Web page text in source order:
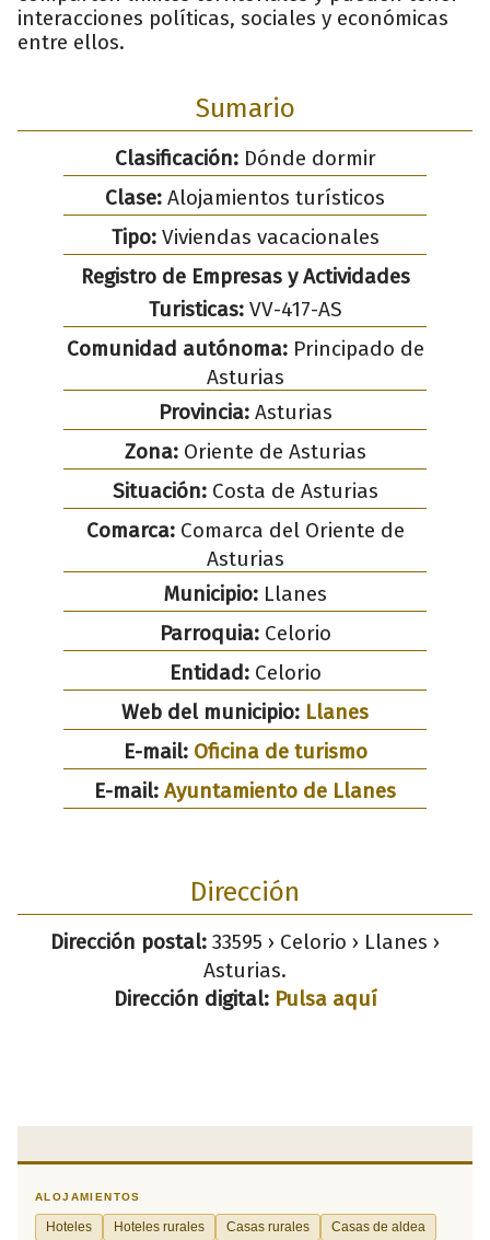
interacciones políticas, sociales y económicas
entre ellos.
Sumario
Clasificación:Dónde dormir
Clase: Alojamientos turísticos
Tipo:Viviendas vacacionales
Registro de Empresas y Actividades
Turisticas:VV-417-AS
Comunidad autónoma:Principado de
Asturias
Provincia:Asturias
Zona:Oriente de Asturias
Situación:Costa de Asturias
Comarca:Comarca del Oriente de
Asturias
Municipio: Llanes
Parroquia:Celorio
Entidad:Celorio
Web del municipio: Llanes
E-mail: Oficina de turismo
E-mail: Ayuntamiento de Llanes
Dirección
Dirección postal: 33595 › Celorio › Llanes ›
Asturias.
Dirección digital: Pulsa aquí